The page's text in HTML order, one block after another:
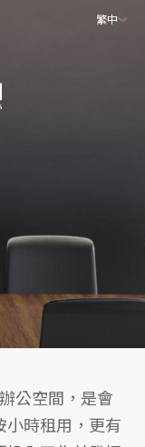
繁中
公空間，是會
小時租用，更有